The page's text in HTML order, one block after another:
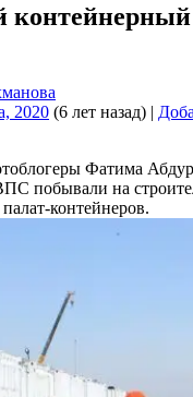
2020 (6 лет назад) |
Фатима
побывали на
контейнеров.